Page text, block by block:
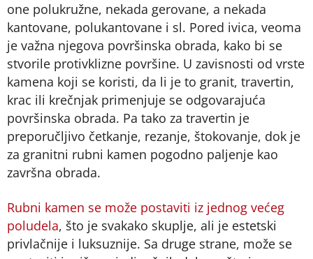
one polukružne, nekada gerovane, a nekada
kantovane, polukantovane i sl. Pored ivica, veoma
je važna njegova površinska obrada, kako bi se
stvorile protivklizne površine. U zavisnosti od vrste
kamena koji se koristi, da li je to granit, travertin,
krac ili krečnjak primenjuje se odgovarajuća
površinska obrada. Pa tako za travertin je
preporučljivo četkanje, rezanje, štokovanje, dok je
za granitni rubni kamen pogodno paljenje kao
završna obrada.
Rubni kamen se može postaviti iz jednog većeg
poludela, što je svakako skuplje, ali je estetski
privlačnije i luksuznije. Sa druge strane, može se